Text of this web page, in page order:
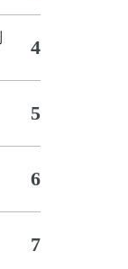
4
5
6
7